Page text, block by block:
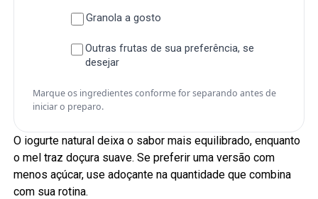
Granola a gosto
Outras frutas de sua preferência, se
desejar
Marque os ingredientes conforme for separando antes de
iniciar o preparo.
O iogurte natural deixa o sabor mais equilibrado, enquanto
o mel traz doçura suave. Se preferir uma versão com
menos açúcar, use adoçante na quantidade que combina
com sua rotina.